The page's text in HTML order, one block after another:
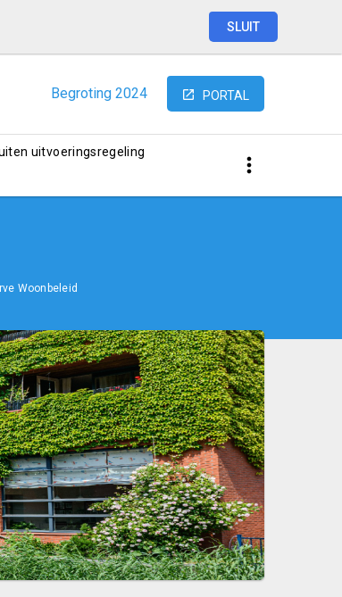
SLUIT
Begroting 2024 PORTAL
uitvoeringsregeling
Woonbeleid